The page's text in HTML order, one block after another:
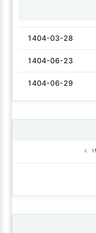
1404-03-28
1404-06-23
1404-06-29